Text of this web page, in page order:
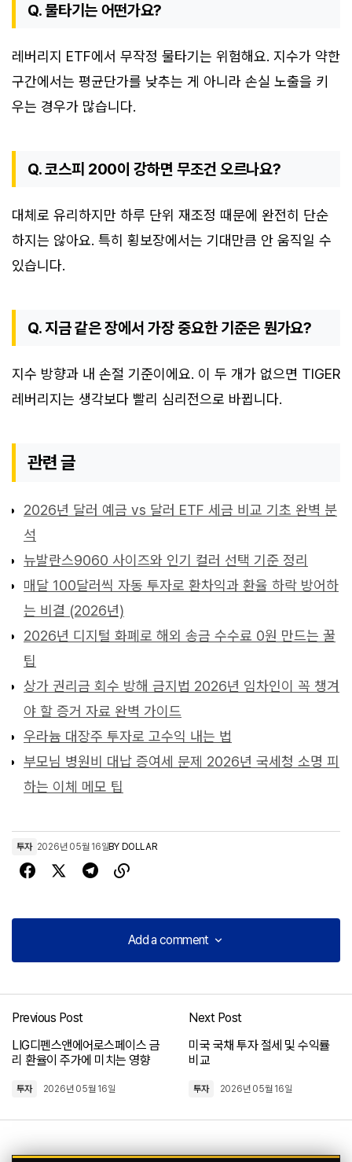
Q. 물타기는 어떤가요?
레버리지 ETF에서 무작정 물타기는 위험해요. 지수가 약한
구간에서는 평균단가를 낮추는 게 아니라 손실 노출을 키
우는 경우가 많습니다.
Q. 코스피 200이 강하면 무조건 오르나요?
대체로 유리하지만 하루 단위 재조정 때문에 완전히 단순
하지는 않아요. 특히 횡보장에서는 기대만큼 안 움직일 수
있습니다.
Q. 지금 같은 장에서 가장 중요한 기준은 뭔가요?
지수 방향과 내 손절 기준이에요. 이 두 개가 없으면 TIGER
레버리지는 생각보다 빨리 심리전으로 바뀝니다.
관련 글
2026년 달러 예금 vs 달러 ETF 세금 비교 기초 완벽 분
석
뉴발란스9060 사이즈와 인기 컬러 선택 기준 정리
매달 100달러씩 자동 투자로 환차익과 환율 하락 방어하
는 비결 (2026년)
2026년 디지털 화폐로 해외 송금 수수료 0원 만드는 꿀
팁
상가 권리금 회수 방해 금지법 2026년 임차인이 꼭 챙겨
야 할 증거 자료 완벽 가이드
우라늄 대장주 투자로 고수익 내는 법
부모님 병원비 대납 증여세 문제 2026년 국세청 소명 피
하는 이체 메모 팁
투자 2026년 05월 16일BY DOLLAR
Add a comment
Add a comment
Previous Post
LIG디펜스앤에어로스페이스 금
리 환율이 주가에 미치는 영향
투자 2026년 05월 16일
Next Post
미국 국채 투자 절세 및 수익률
비교
투자 2026년 05월 16일